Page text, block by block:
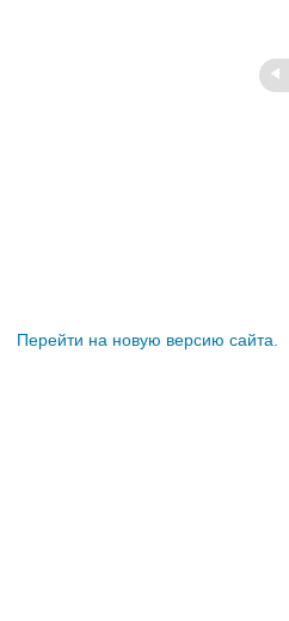
Перейти на новую версию сайта.